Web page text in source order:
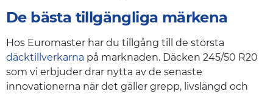
De bästa tillgängliga märkena
Hos Euromaster har du tillgång till de största
däcktillverkarna på marknaden. Däcken 245/50 R20
som vi erbjuder drar nytta av de senaste
innovationerna när det gäller grepp, livslängd och